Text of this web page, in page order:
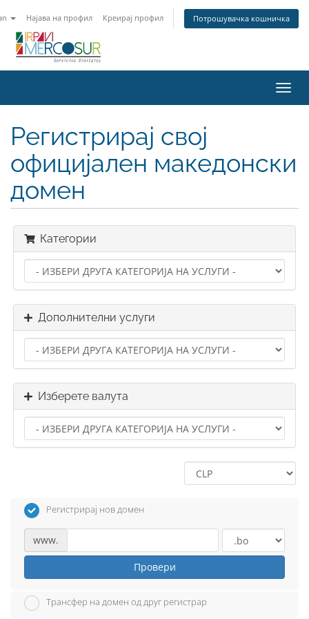
Најава на профил Креирај профил Потрошувачка кошничка
Регистрирај свој
официјален македонски
домен
Категории
Дополнителни услуги
Изберете валута
Регистрирај нов домен
www.
Провери
Трансфер на домен од друг регистрар